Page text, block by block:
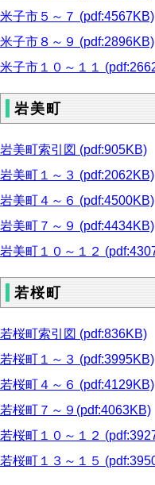
米子市５～７ (pdf:4567KB)
米子市８～９ (pdf:2896KB)
米子市１０～１１
岩美町
岩美町索引図 (pdf:905KB)
岩美町１～３ (pdf:2062KB)
岩美町４～６ (pdf:4500KB)
岩美町７～９ (pdf:4434KB)
岩美町１０～１２
若桜町
若桜町索引図 (pdf:836KB)
若桜町１～３ (pdf:3995KB)
若桜町４～６ (pdf:4129KB)
若桜町７～９(pdf:4063KB)
若桜町１０～１２
若桜町１３～１５